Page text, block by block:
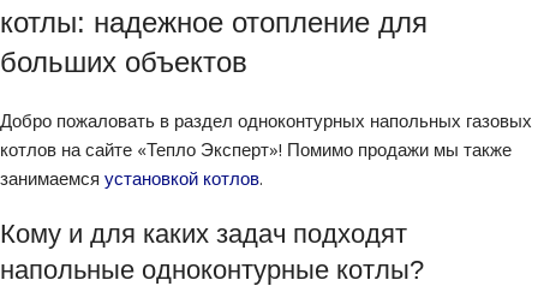
котлы: надежное отопление для
больших объектов
Добро пожаловать в раздел одноконтурных напольных газовых
котлов на сайте «Тепло Эксперт»! Помимо продажи мы также
занимаемся установкой котлов.
Кому и для каких задач подходят
напольные одноконтурные котлы?